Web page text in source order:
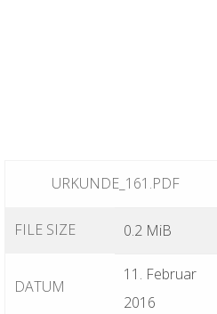
URKUNDE_161.PDF
FILE SIZE 0.2 MiB
DATUM
11. Februar
2016